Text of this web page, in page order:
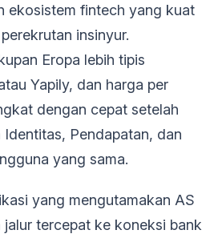
ekosistem fintech yang kuat
insinyur.
Eropa lebih tipis
Yapily, dan harga per
dengan cepat setelah
Pendapatan, dan
yang sama.
yang mengutamakan AS
tercepat ke koneksi bank